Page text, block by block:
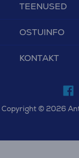
TEENUSED
OSTUINFO
KONTAKT
Copyright © 2026